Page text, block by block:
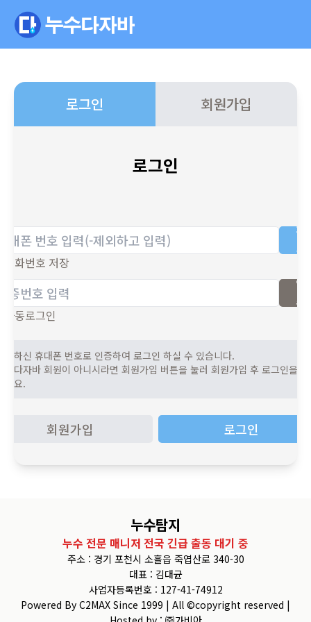
로그인 회원가입
로그인
전
송
전화번호 저장
인
증
자동로그인
입하신 휴대폰 번호로 인증하여 로그인 하실 수 있습니다.
수다자바 회원이 아니시라면 회원가입 버튼을 눌러 회원가입 후 로그인을 해
세요.
회원가입 로그인
누수탐지
누수 전문 매니저 전국 긴급 출동 대기 중
주소 : 경기 포천시 소흘읍 죽엽산로 340-30
대표 : 김대균
사업자등록번호 : 127-41-74912
Powered By C2MAX Since 1999 | All ©copyright reserved |